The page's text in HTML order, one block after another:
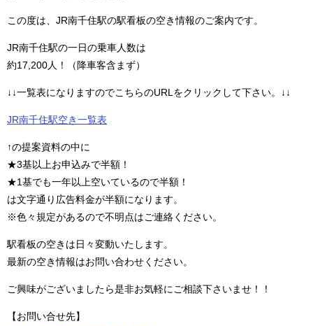
この度は、JR南千住駅の駅看板の空き情報のご案内です。
JR南千住駅の一日の乗車人数は
約17,200人！（降車客含まず）
↓↓一覧表になりますのでこちらのURLをクリックして下さい。↓↓
JR南千住駅空き一覧表
↑の提案資料の中に
★3基以上お申込みで半額！
★1基でも一年以上空いているので半額！
は文字通り広告料金が半額になります。
※色々規定があるので不明点はご連絡ください。
駅看板の空きは日々変動いたします。
最新の空き情報はお問い合わせください。
ご興味がございましたら是非お気軽にご相談下さいませ！！
【お問い合せ先】